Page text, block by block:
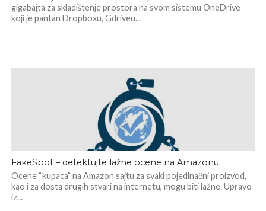
gigabajta za skladištenje prostora na svom sistemu OneDrive
koji je pantan Dropboxu, Gdriveu...
FakeSpot – detektujte lažne ocene na Amazonu
Ocene “kupaca” na Amazon sajtu za svaki pojedinačni proizvod,
kao i za dosta drugih stvari na internetu, mogu biti lažne. Upravo
iz...